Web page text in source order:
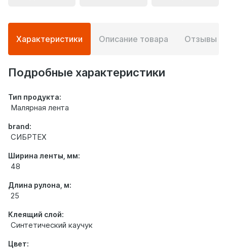
Подробная
информация
о
товаре
Характеристики Описание товара Отзывы
Подробные характеристики
Тип продукта:
Малярная лента
brand:
СИБРТЕХ
Ширина ленты, мм:
48
Длина рулона, м:
25
Клеящий слой:
Синтетический каучук
Цвет: